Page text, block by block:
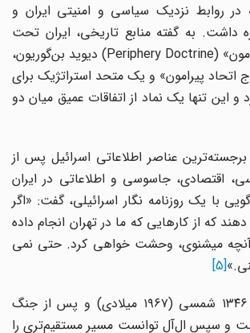
روابط نزدیک سیاسی و امنیتی ایران و
داشت. به گفته منابع تاریخی، ایران تحت
دکترین «اتحاد پیرامون» (Periphery Doctrine) دیوید بن‌گوریون،
اتحاد پیرامون» و یک متحد استراتژیک برای
این تنها یک نماد از اتفاقات عمیق میان دو
عناصر اطلاعاتی اسرائیل پس از
اقتصادی، جاسوسی و اطلاعاتی در ایران
با یک روزنامه نگار اسرائیلی، گفت: «اگر
که از کارهایی که ما در تهران انجام داده
آنچه میشنوی، وحشت خواهی کرد. حتی نمی
[5]
این مسیر تا سال ۱۳۴۶ شمسی (۱۹۶۷ میلادی) و پس از جنگ
و سپس ال‌آل توانست مسیر مستقیم‌تری را